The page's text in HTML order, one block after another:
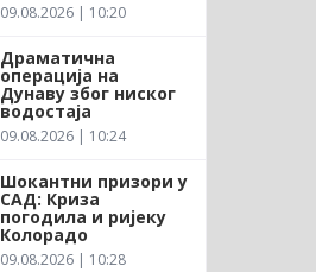
09.08.2026 | 10:20
Драматична
операција на
Дунаву због ниског
водостаја
09.08.2026 | 10:24
Шокантни призори у
САД: Криза
погодила и ријеку
Колорадо
09.08.2026 | 10:28